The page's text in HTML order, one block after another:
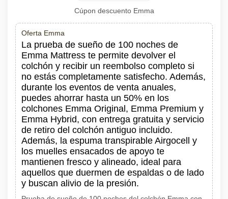
Cúpon descuento Emma
Oferta Emma
La prueba de sueño de 100 noches de
Emma Mattress te permite devolver el
colchón y recibir un reembolso completo si
no estás completamente satisfecho. Además,
durante los eventos de venta anuales,
puedes ahorrar hasta un 50% en los
colchones Emma Original, Emma Premium y
Emma Hybrid, con entrega gratuita y servicio
de retiro del colchón antiguo incluido.
Además, la espuma transpirable Airgocell y
los muelles ensacados de apoyo te
mantienen fresco y alineado, ideal para
aquellos que duermen de espaldas o de lado
y buscan alivio de la presión.